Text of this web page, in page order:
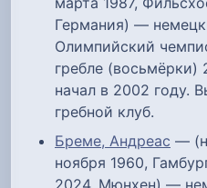
Германия) —
Олимпийский
гребле (восьмёрки)
начал в 2002 году.
гребной клуб.
Бреме, Андреас —
ноября 1960,
2024, Мюнхен) —